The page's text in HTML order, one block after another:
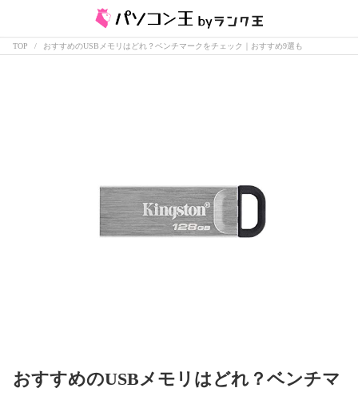
TOP おすすめのUSBメモリはどれ？ベンチマークをチェック｜おすすめ9選も
おすすめのUSBメモリはどれ？ベンチマ